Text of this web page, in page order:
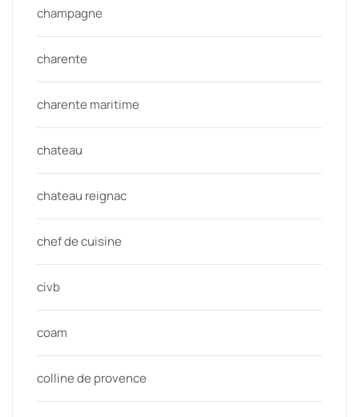
champagne
charente
charente maritime
chateau
chateau reignac
chef de cuisine
civb
coam
colline de provence